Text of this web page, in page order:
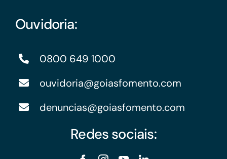
Ouvidoria:
0800 649 1000
ouvidoria@goiasfomento.com
denuncias@goiasfomento.com
Redes sociais: